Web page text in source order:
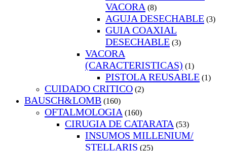
VACORA (8)
AGUJA DESECHABLE (3)
GUIA COAXIAL
DESECHABLE (3)
VACORA
(CARACTERISTICAS) (1)
PISTOLA REUSABLE (1)
CUIDADO CRITICO (2)
BAUSCH&LOMB (160)
OFTALMOLOGIA (160)
CIRUGIA DE CATARATA (53)
INSUMOS MILLENIUM/
STELLARIS (25)